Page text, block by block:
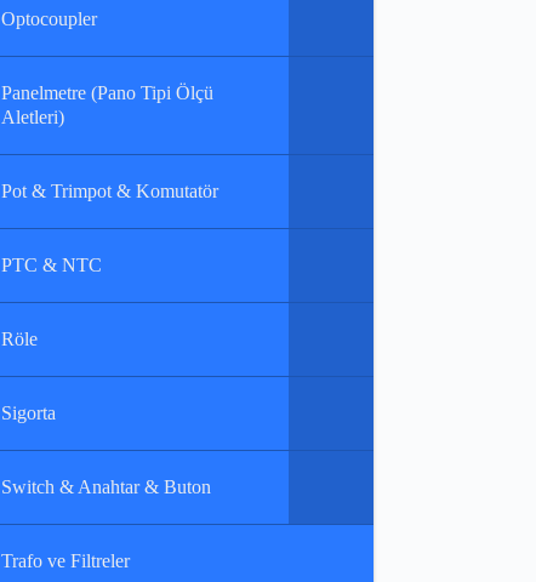
Optocoupler
Panelmetre (Pano Tipi Ölçü
Aletleri)
Pot & Trimpot & Komutatör
PTC & NTC
Röle
Sigorta
Switch & Anahtar & Buton
Trafo ve Filtreler